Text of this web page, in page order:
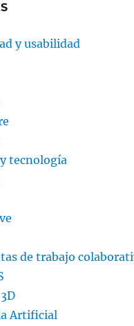
y usabilidad
tecnología
de trabajo
Artificial